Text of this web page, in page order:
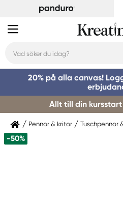
20% på alla canvas!
Allt till din
Pennor & kritor Tuschpennor
-50%